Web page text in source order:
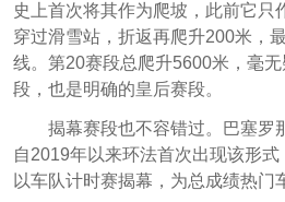
史上首次将其作为爬坡，此前它
穿过滑雪站，折返再爬升200米，
线。第20赛段总爬升5600米，毫
段，也是明确的皇后赛段。
揭幕赛段也不容错过。巴塞罗
自2019年以来环法首次出现该形
以车队计时赛揭幕，为总成绩热门